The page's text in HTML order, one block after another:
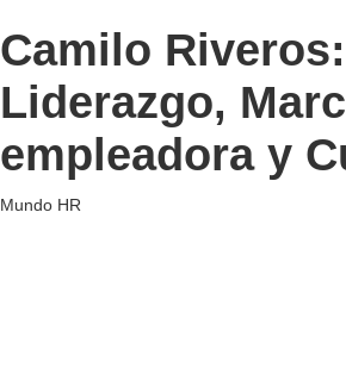
Camilo Riveros:
Liderazgo,
empleadora y
Mundo HR